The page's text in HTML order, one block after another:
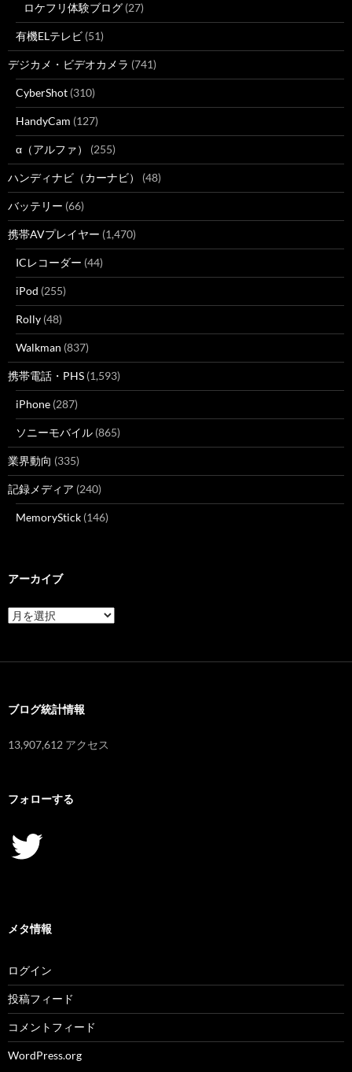
ロケフリ体験ブログ (27)
有機ELテレビ (51)
デジカメ・ビデオカメラ (741)
CyberShot (310)
HandyCam (127)
α（アルファ） (255)
ハンディナビ（カーナビ） (48)
バッテリー (66)
携帯AVプレイヤー (1,470)
ICレコーダー (44)
iPod (255)
Rolly (48)
Walkman (837)
携帯電話・PHS (1,593)
iPhone (287)
ソニーモバイル (865)
業界動向 (335)
記録メディア (240)
MemoryStick (146)
アーカイブ
ア
ー
ブログ統計情報
13,907,612 アクセス
フォローする
Twitter
メタ情報
ログイン
投稿フィード
コメントフィード
WordPress.org